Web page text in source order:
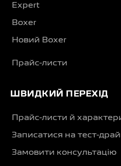
Expert
Boxer
Новий Boxer
Прайс-листи
ШВИДКИЙ ПЕРЕХІД
Прайс-листи й
Записатися на тест-
Замовити консультацію